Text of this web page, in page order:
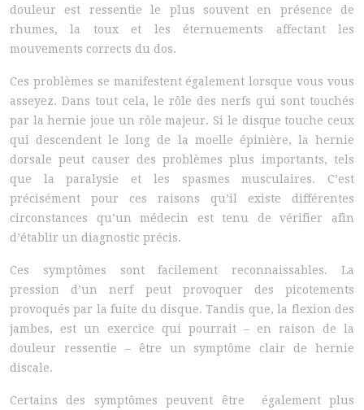
douleur est ressentie le plus souvent en présence de
rhumes, la toux et les éternuements affectant les
mouvements corrects du dos.
Ces problèmes se manifestent également lorsque vous vous
asseyez. Dans tout cela, le rôle des nerfs qui sont touchés
par la hernie joue un rôle majeur. Si le disque touche ceux
qui descendent le long de la moelle épinière, la hernie
dorsale peut causer des problèmes plus importants, tels
que la paralysie et les spasmes musculaires. C’est
précisément pour ces raisons qu’il existe différentes
circonstances qu’un médecin est tenu de vérifier afin
d’établir un diagnostic précis.
Ces symptômes sont facilement reconnaissables. La
pression d’un nerf peut provoquer des picotements
provoqués par la fuite du disque. Tandis que, la flexion des
jambes, est un exercice qui pourrait – en raison de la
douleur ressentie – être un symptôme clair de hernie
discale.
Certains des symptômes peuvent être également plus